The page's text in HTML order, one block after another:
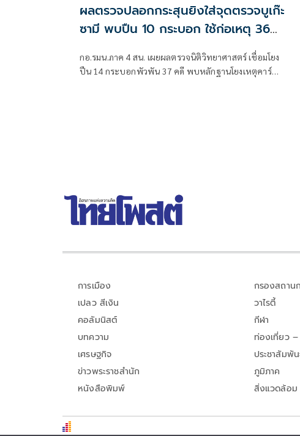
ผลตรวจปลอกกระสุนยิงใส่จุดตรวจบูเก๊ะ
ซามี พบปืน 10 กระบอก ใช้ก่อเหตุ 36
กอ.รมน.ภาค 4 สน. เผยผลตรวจนิติวิทยาศาสตร์ เชื่อมโยง
ปืน 14 กระบอกพัวพัน 37 คดี พบหลักฐานโยงเหตุคาร์
การเมือง
เปลว สีเงิน
คอลัมนิสต์
บทความ
เศรษฐกิจ
ข่าวพระราชสำนัก
หนังสือพิมพ์
กรองสถาน
วาไรตี้
กีฬา
ท่องเที่ยว
ประชาสัมพั
ภูมิภาค
สิ่งแวดล้อม